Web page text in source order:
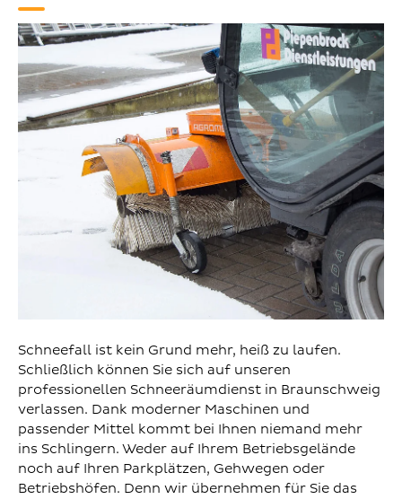
Schneefall ist kein Grund mehr, heiß zu laufen.
Schließlich können Sie sich auf unseren
professionellen Schneeräumdienst in Braunschweig
verlassen. Dank moderner Maschinen und
passender Mittel kommt bei Ihnen niemand mehr
ins Schlingern. Weder auf Ihrem Betriebsgelände
noch auf Ihren Parkplätzen, Gehwegen oder
Betriebshöfen. Denn wir übernehmen für Sie das